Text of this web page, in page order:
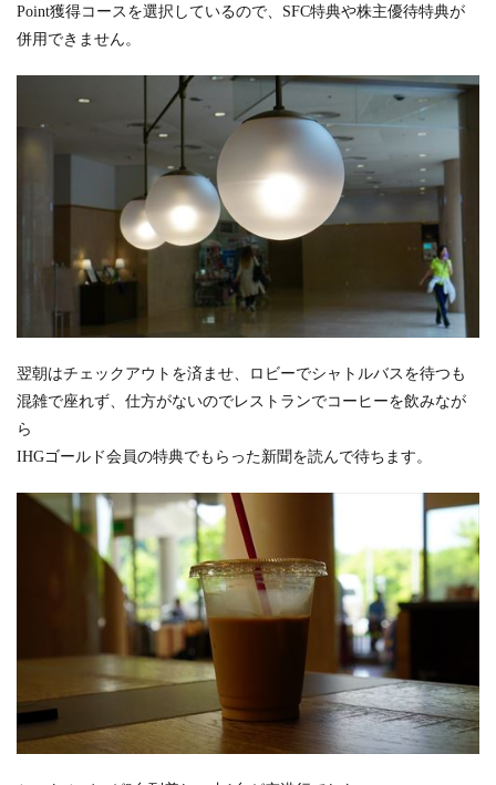
Point獲得コースを選択しているので、SFC特典や株主優待特典が
併用できません。
翌朝はチェックアウトを済ませ、ロビーでシャトルバスを待つも
混雑で座れず、仕方がないのでレストランでコーヒーを飲みなが
ら
IHGゴールド会員の特典でもらった新聞を読んで待ちます。